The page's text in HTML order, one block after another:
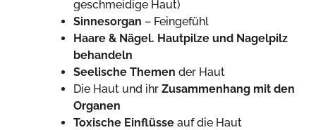
geschmeidige Haut)
Sinnesorgan – Feingefühl
Haare & Nägel. Hautpilze und Nagelpilz
behandeln
Seelische Themen der Haut
Die Haut und ihr Zusammenhang mit den
Organen
Toxische Einflüsse auf die Haut